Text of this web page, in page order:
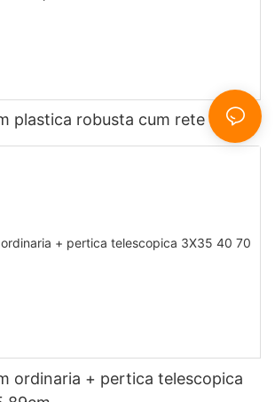
plastica robusta cum rete albo
ordinaria + pertica telescopica